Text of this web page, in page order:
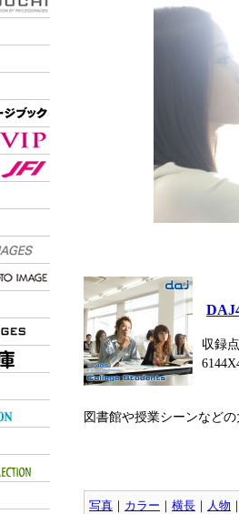
収録
図書館や授業シーンなど
写真 ｜ カラー ｜ 横長 ｜ 人物